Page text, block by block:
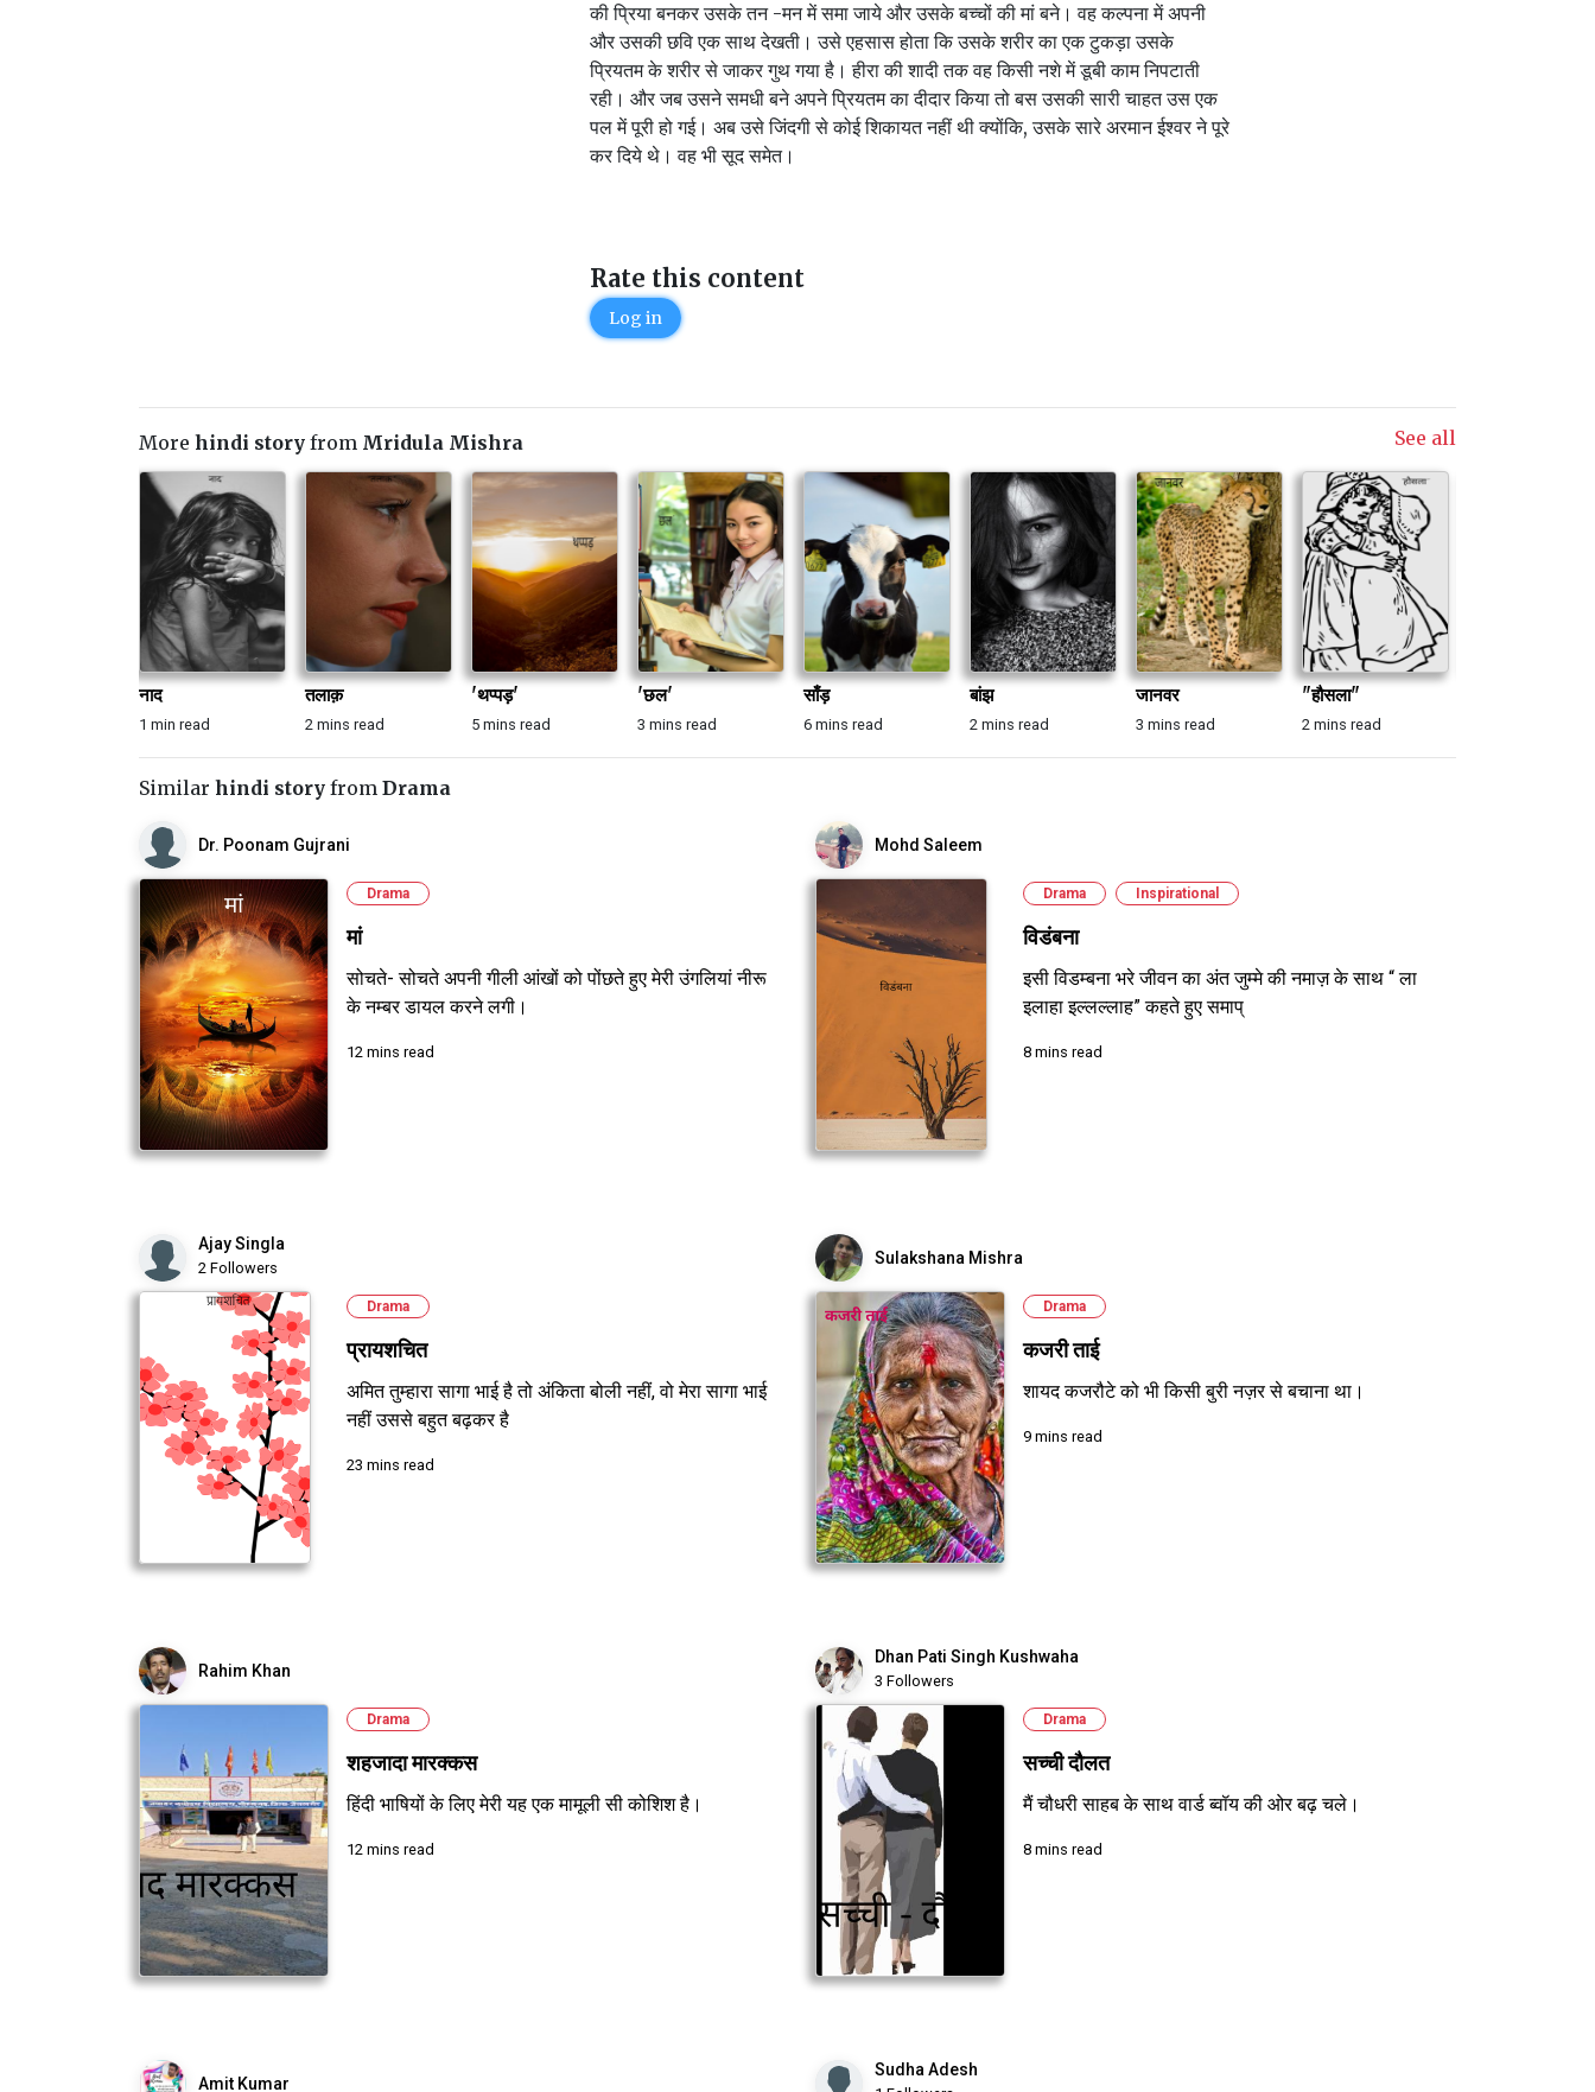
की प्रिया बनकर उसके तन -मन में समा‌ जाये और उसके बच्चों की मां बने। वह कल्पना में अपनी
और उसकी छवि एक साथ देखती। उसे एहसास होता कि उसके शरीर का एक टुकड़ा उसके
प्रियतम के शरीर से जाकर गुथ गया है। हीरा की शादी तक वह किसी नशे‌ में डूबी काम निपटाती
रही। और जब उसने समधी बने अपने प्रियतम का दीदार किया तो बस उसकी सारी चाहत उस एक
पल में पूरी हो गई। अब उसे जिंदगी से कोई शिकायत नहीं थी क्योंकि, उसके सारे अरमान ईश्वर ने पूरे
कर दिये थे। वह भी सूद समेत।
Rate this content
Log in
More hindi story from Mridula Mishra See all
नाद
1 min read
तलाक़
2 mins read
'थप्पड़'
5 mins read
'छल'
3 mins read
साँड़
6 mins read
बांझ
2 mins read
जानवर
3 mins read
"हौसला"
2 mins read
Similar hindi story from Drama
Dr. Poonam Gujrani
Drama
मां
सोचते- सोचते अपनी गीली आंखों को पोंछते हुए मेरी उंगलियां नीरू
के नम्बर डायल करने लगी।
12 mins read
Mohd Saleem
Drama Inspirational
विडंबना
इसी विडम्बना भरे जीवन का अंत जुम्मे की नमाज़ के साथ “ ला
इलाहा इल्लल्लाह” कहते हुए समाप्
8 mins read
Ajay Singla
2 Followers
Drama
प्रायशचित
अमित तुम्हारा सागा भाई है तो अंकिता बोली नहीं, वो मेरा सागा भाई
नहीं उससे बहुत बढ़कर है
23 mins read
Sulakshana Mishra
Drama
कजरी ताई
शायद कजरौटे को भी किसी बुरी नज़र से बचाना था।
9 mins read
Rahim Khan
Drama
शहजादा मारक्कस
हिंदी भाषियों के लिए मेरी यह एक मामूली सी कोशिश है।
12 mins read
Dhan Pati Singh Kushwaha
3 Followers
Drama
सच्ची दौलत
मैं चौधरी साहब के साथ वार्ड ब्वॉय की ओर बढ़ चले।
8 mins read
Amit Kumar
Sudha Adesh